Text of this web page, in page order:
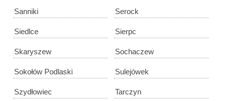
Sanniki Serock
Siedlce Sierpc
Skaryszew Sochaczew
Sokołów Podlaski Sulejówek
Szydłowiec Tarczyn